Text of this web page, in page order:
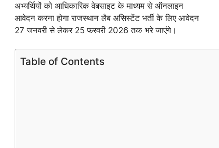
अभ्यर्थियों को आधिकारिक वेबसाइट के माध्यम से ऑनलाइन
आवेदन करना होगा राजस्थान लैब असिस्टेंट भर्ती के लिए आवेदन
27 जनवरी से लेकर 25 फरवरी 2026 तक भरे जाएंगे।
Table of Contents